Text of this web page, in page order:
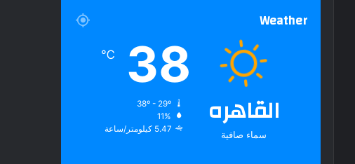
Weather
القاهره
سماء صافية
38
℃
11%
5.47 كيلومتر/ساعة